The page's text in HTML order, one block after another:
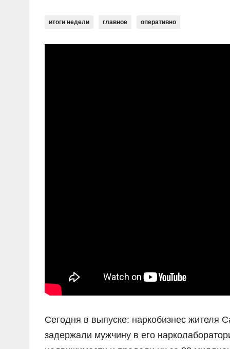
итоги недели главное оперативно
Сегодня в выпуске: наркобизнес жителя
задержали мужчину в его